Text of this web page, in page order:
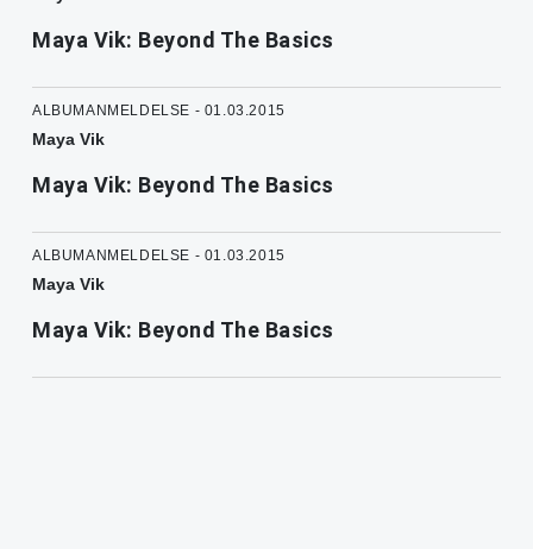
Maya Vik: Beyond The Basics
ALBUMANMELDELSE - 01.03.2015
Maya Vik
Maya Vik: Beyond The Basics
ALBUMANMELDELSE - 01.03.2015
Maya Vik
Maya Vik: Beyond The Basics